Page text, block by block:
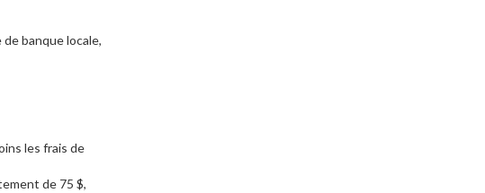
banque locale,
les frais de
de 75 $,